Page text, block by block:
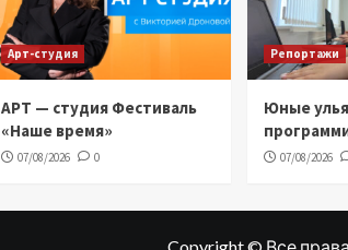
Арт-студия
АРТ — студия Фестиваль
«Наше время»
07/08/2026 0
Репортажи
Юные
07/08/2026
Copyright © Все